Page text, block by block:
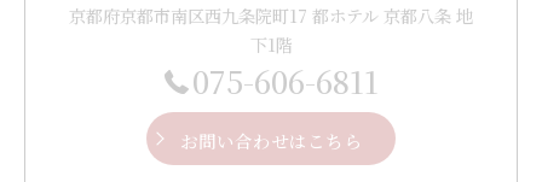
京都府京都市南区西九条院町17 都ホテル 京都八条 地
下1階
075-606-6811
お問い合わせはこちら